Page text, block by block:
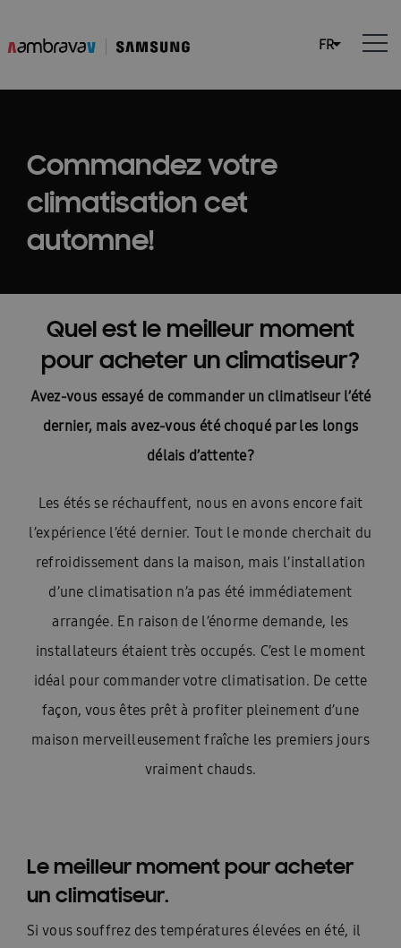
Commandez votre
climatisation cet
automne!
Quel est le meilleur moment
pour acheter un climatiseur?
Avez-vous essayé de commander un climatiseur l’été
dernier, mais avez-vous été choqué par les longs
délais d’attente?
Les étés se réchauffent, nous en avons encore fait
l’expérience l’été dernier. Tout le monde cherchait du
refroidissement dans la maison, mais l’installation
d’une climatisation n’a pas été immédiatement
arrangée. En raison de l’énorme demande, les
installateurs étaient très occupés. C’est le moment
idéal pour commander votre climatisation. De cette
façon, vous êtes prêt à profiter pleinement d’une
maison merveilleusement fraîche les premiers jours
vraiment chauds.
Le meilleur moment pour acheter
un climatiseur.
Si vous souffrez des températures élevées en été, il